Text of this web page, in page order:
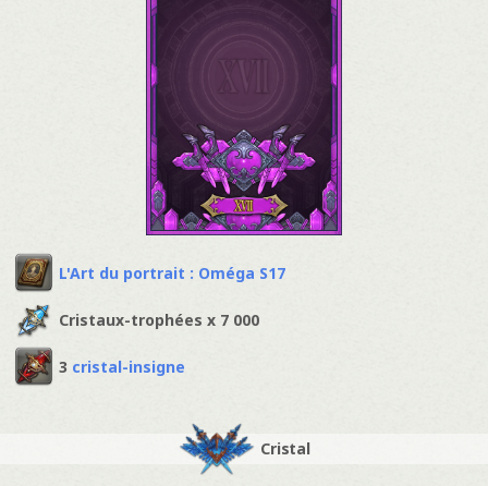
L'Art du portrait : Oméga S17
Cristaux-trophées x 7 000
3 cristal-insigne
Cristal